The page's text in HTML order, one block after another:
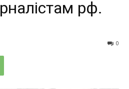
рф.
0